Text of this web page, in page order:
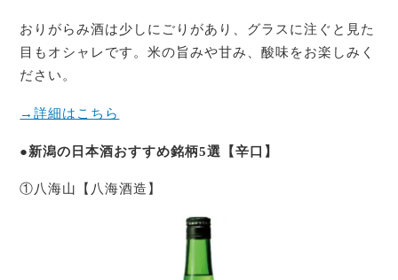
おりがらみ酒は少しにごりがあり、グラスに注ぐと見た
目もオシャレです。米の旨みや甘み、酸味をお楽しみく
ださい。
→詳細はこちら
●新潟の日本酒おすすめ銘柄5選【辛口】
①八海山【八海酒造】